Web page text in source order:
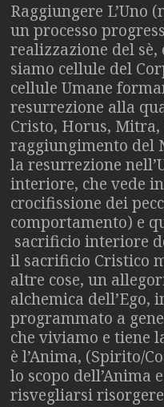
Raggiungere L’Uno
un processo
realizzazione del
siamo cellule del
cellule Umane
resurrezione alla
Cristo, Horus,
raggiungimento del
la resurrezione
interiore, che vede
crocifissione dei
comportamento) e
sacrificio interiore
il sacrificio Cristico
altre cose, un
alchemica dell’Ego,
programmato a
che viviamo e tiene
è l’Anima, (Spirito/
lo scopo dell’Anima
risvegliarsi risorgere